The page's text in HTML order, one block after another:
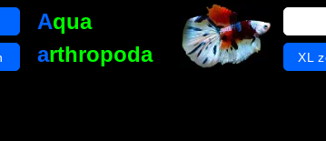
Aqua
arthropoda XL